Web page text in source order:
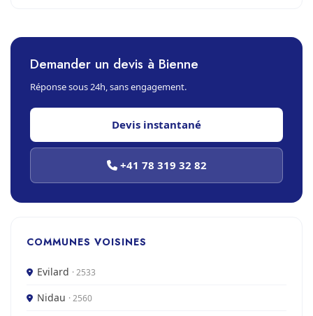
Demander un devis à Bienne
Réponse sous 24h, sans engagement.
Devis instantané
+41 78 319 32 82
COMMUNES VOISINES
Evilard · 2533
Nidau · 2560